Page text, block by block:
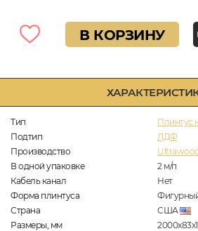
Тип
Плинтус
Подтип
ЛДФ
Производство
Ultrawood
В одной упаковке
2 м/п
Кабель канал
Нет
Форма плинтуса
Страна
США
Размеры, мм
В КОРЗИНУ